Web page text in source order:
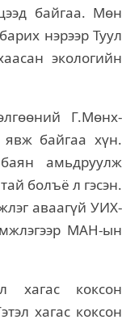
байгаа. Мөн
нэрээр Туул
экологийн
Г.Мөнх-
байгаа хүн.
амьдруулж
болъё л гэсэн.
аваагүй УИХ-
МАН-ын
хагас коксон
хагас коксон